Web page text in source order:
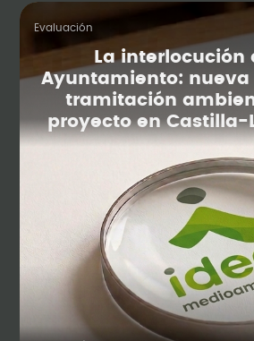
Evaluación
La interlocución
Ayuntamiento: nueva
tramitación
proyecto en Castilla-